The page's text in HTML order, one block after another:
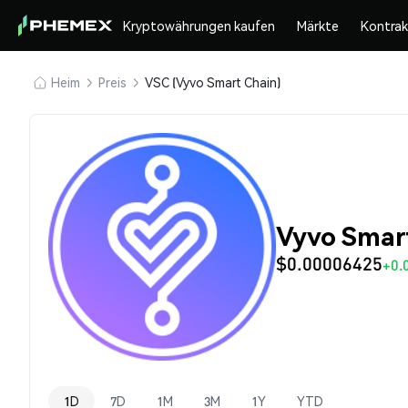
Kryptowährungen kaufen Märkte
Heim Preis VSC (Vyvo Smart Chain)
Vyvo
$0.00006425
1D 7D 1M 3M 1Y YTD